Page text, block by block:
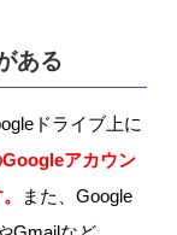
ある
ドライブ上に
アカウン
また、Google